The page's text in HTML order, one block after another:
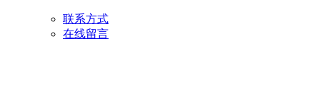
联系方式
在线留言